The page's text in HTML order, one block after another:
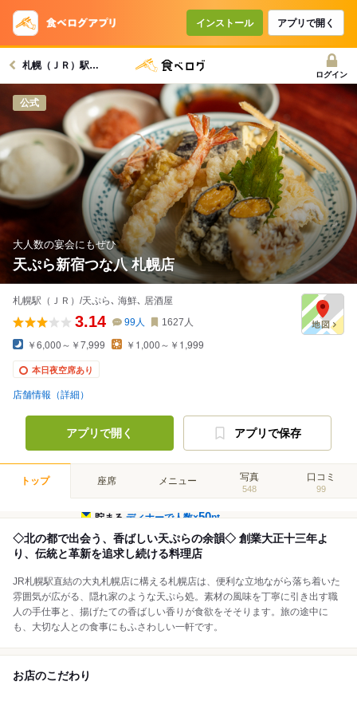
インストール アプリで開く
札幌（ＪＲ）駅グルメへ
ログイン
公式
大人数の宴会にもぜひ
天ぷら新宿つな八 札幌店
札幌駅（ＪＲ）/天ぷら､ 海鮮､ 居酒屋
3.14 99人 1627 人
￥6,000～￥7,999 ￥1,000～￥1,999
本日夜空席あり
店舗情報（詳細）
アプリで開く アプリで保存
トップ 座席 メニュー 写真
548
口コミ
99
貯まるディナーで人数×50pt
◇北の都で出会う、香ばしい天ぷらの余韻◇ 創業大正十三年よ
り、伝統と革新を追求し続ける料理店
JR札幌駅直結の大丸札幌店に構える札幌店は、便利な立地ながら落ち着いた
雰囲気が広がる、隠れ家のような天ぷら処。素材の風味を丁寧に引き出す職
人の手仕事と、揚げたての香ばしい香りが食欲をそそります。旅の途中に
も、大切な人との食事にもふさわしい一軒です。
お店のこだわり